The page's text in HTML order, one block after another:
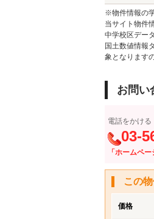
※物件情報の
当サイト物件
中学校区デー
国土数値情報
象となります
お問い
電話をかける
03-
「ホームペー
この
価格